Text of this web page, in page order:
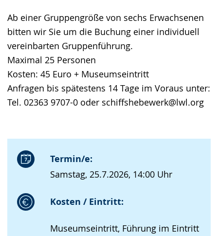
Ab einer Gruppengröße von sechs Erwachsenen
bitten wir Sie um die Buchung einer individuell
vereinbarten Gruppenführung.
Maximal 25 Personen
Kosten: 45 Euro + Museumseintritt
Anfragen bis spätestens 14 Tage im Voraus unter:
Tel. 02363 9707-0 oder schiffshebewerk@lwl.org
Termin/e:
Samstag, 25.7.2026, 14:00 Uhr
Kosten / Eintritt:
Museumseintritt, Führung im Eintritt